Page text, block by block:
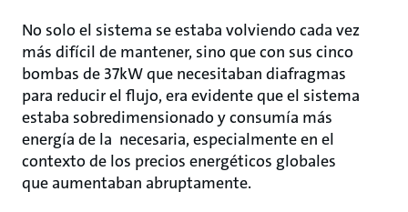
No solo el sistema se estaba volviendo cada vez
más difícil de mantener, sino que con sus cinco
bombas de 37kW que necesitaban diafragmas
para reducir el flujo, era evidente que el sistema
estaba sobredimensionado y consumía más
energía de la necesaria, especialmente en el
contexto de los precios energéticos globales
que aumentaban abruptamente.